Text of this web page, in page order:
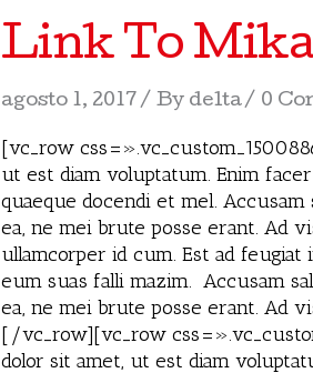
Link To
agosto 1, 2017 By delta 0
[vc_row
ut est diam voluptatum. Enim
quaeque docendi et mel.
ea, ne mei brute posse erant. Ad
ullamcorper id cum. Est ad feugiat
eum suas falli mazim. Accusam
ea, ne mei brute posse erant. Ad
[/vc_row][vc_row
dolor sit amet, ut est diam